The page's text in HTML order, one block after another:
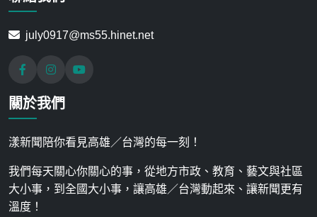
july0917@ms55.hinet.net
關於我們
漾新聞陪你看見高雄／台灣的每一刻！
我們每天關心你關心的事，從地方市政、教育、藝文與社區
大小事，到全國大小事，讓高雄／台灣動起來、讓新聞更有
溫度！